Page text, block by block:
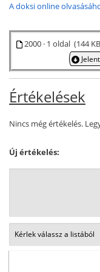
A doksi online
2000 · 1 oldal (144
Értékelések
Nincs még értékelés.
Új értékelés: